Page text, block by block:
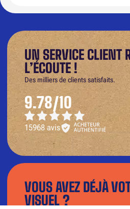
UN SERVICE CLIENT
L’ÉCOUTE !
Des milliers de clients satisfaits.
9.78/10
15968 avis
VOUS AVEZ DÉJÀ
VISUEL ?